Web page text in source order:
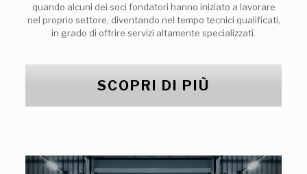
quando alcuni dei soci fondatori hanno iniziato a lavorare
nel proprio settore, diventando nel tempo tecnici qualificati,
in grado di offrire servizi altamente specializzati.
SCOPRI DI PIÙ